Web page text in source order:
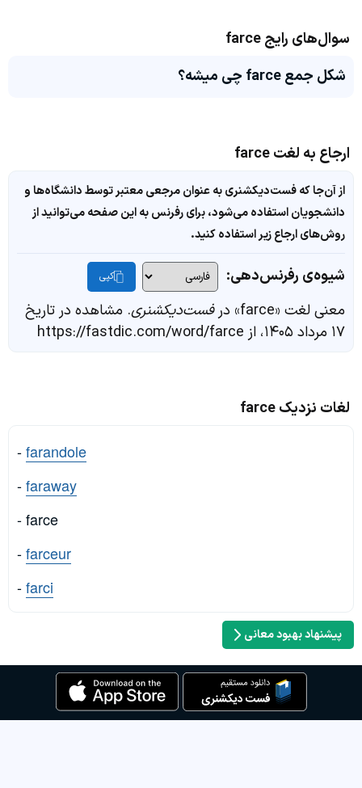
سوال‌های رایج farce
شکل جمع farce چی میشه؟
ارجاع به لغت farce
از آن‌جا که فست‌دیکشنری به عنوان مرجعی معتبر توسط دانشگاه‌ها و
دانشجویان استفاده می‌شود، برای رفرنس به این صفحه می‌توانید از
روش‌های ارجاع زیر استفاده کنید.
شیوه‌ی رفرنس‌دهی: کپی
معنی لغت «farce» در فست‌دیکشنری. مشاهده در تاریخ
۱۷ مرداد ۱۴۰۵، از https://fastdic.com/word/farce
لغات نزدیک farce
-farandole
-faraway
- farce
-farceur
-farci
پیشنهاد بهبود معانی